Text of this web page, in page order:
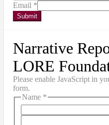
Email *
Submit
Narrative
LORE
Please enable JavaScript in
form.
Name *